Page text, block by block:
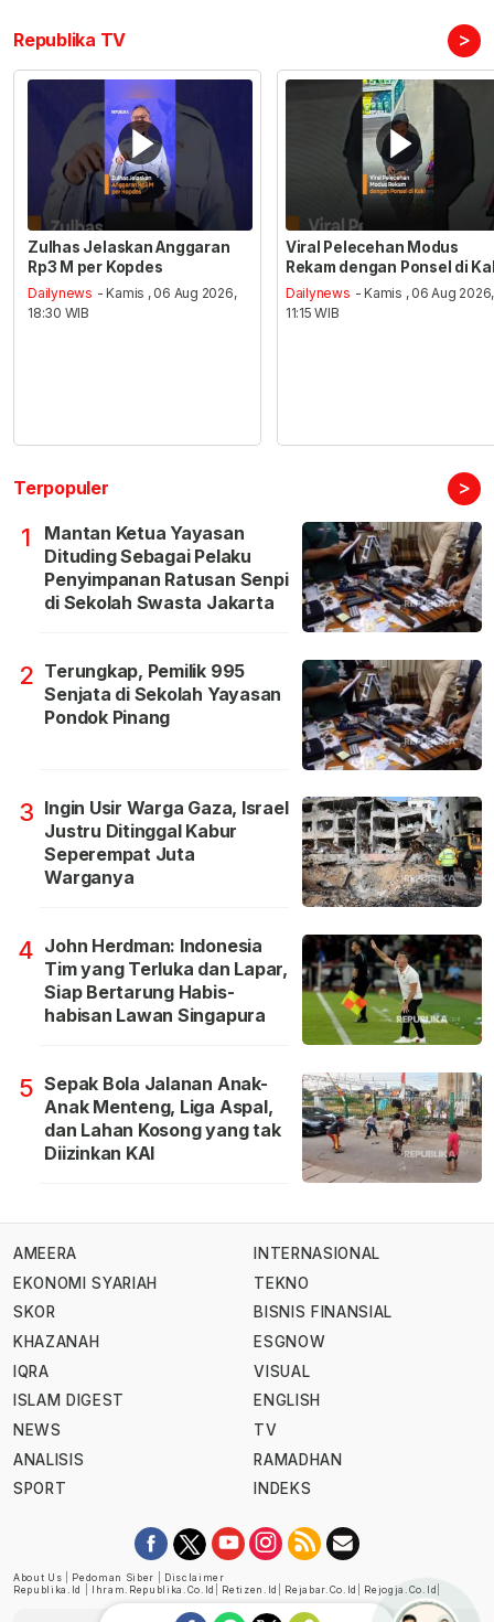
Republika TV >
Zulhas Jelaskan Anggaran
Rp3 M per Kopdes
Dailynews - Kamis , 06 Aug 2026,
18:30 WIB
Viral Pelecehan Modus
Rekam dengan Ponsel di
Dailynews - Kamis , 06 Aug 2026,
11:15 WIB
Terpopuler >
1
Mantan Ketua Yayasan
Dituding Sebagai Pelaku
Penyimpanan Ratusan Senpi
di Sekolah Swasta Jakarta
2 Terungkap, Pemilik 995
Senjata di Sekolah Yayasan
Pondok Pinang
3 Ingin Usir Warga Gaza, Israel
Justru Ditinggal Kabur
Seperempat Juta
Warganya
4 John Herdman: Indonesia
Tim yang Terluka dan Lapar,
Siap Bertarung Habis-
habisan Lawan Singapura
5 Sepak Bola Jalanan Anak-
Anak Menteng, Liga Aspal,
dan Lahan Kosong yang tak
Diizinkan KAI
AMEERA
EKONOMI SYARIAH
SKOR
KHAZANAH
IQRA
ISLAM DIGEST
NEWS
ANALISIS
SPORT
INTERNASIONAL
TEKNO
BISNIS FINANSIAL
ESGNOW
VISUAL
ENGLISH
TV
RAMADHAN
INDEKS
About Us Pedoman Siber
Disclaimer
Republika.id
Ihram.republika.co.id Retizen.id Rejabar.co.id Rejogja.co.id